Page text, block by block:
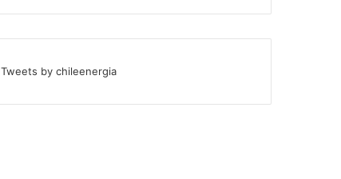
Tweets by chileenergia